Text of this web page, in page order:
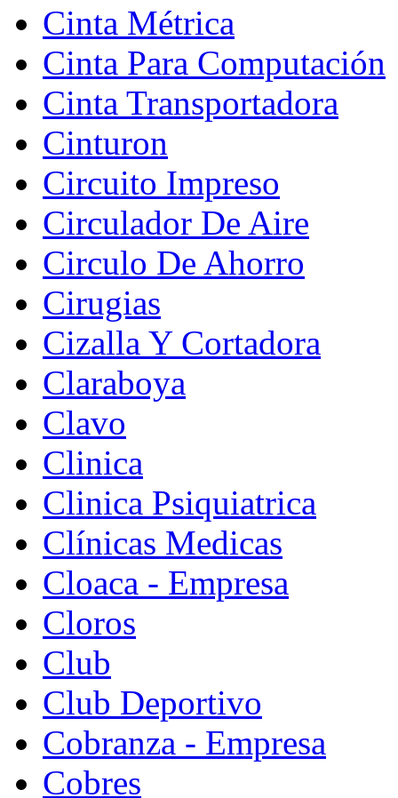
Cinta Métrica
Cinta Para Computación
Cinta Transportadora
Cinturon
Circuito Impreso
Circulador De Aire
Circulo De Ahorro
Cirugias
Cizalla Y Cortadora
Claraboya
Clavo
Clinica
Clinica Psiquiatrica
Clínicas Medicas
Cloaca - Empresa
Cloros
Club
Club Deportivo
Cobranza - Empresa
Cobres